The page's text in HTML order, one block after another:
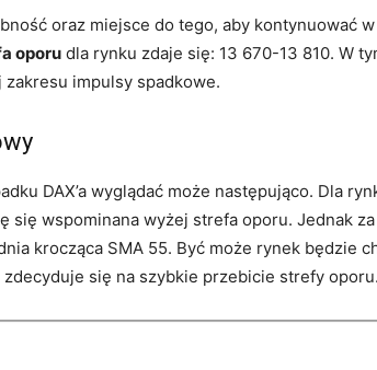
oraz miejsce do tego, aby kontynuować
oporu dla rynku zdaje się: 13 670-13 810. W
impulsy spadkowe.
DAX’a wyglądać może następująco. Dla
się wspominana wyżej strefa oporu. Jednak
krocząca SMA 55. Być może rynek będzie
zdecyduje się na szybkie przebicie strefy oporu.